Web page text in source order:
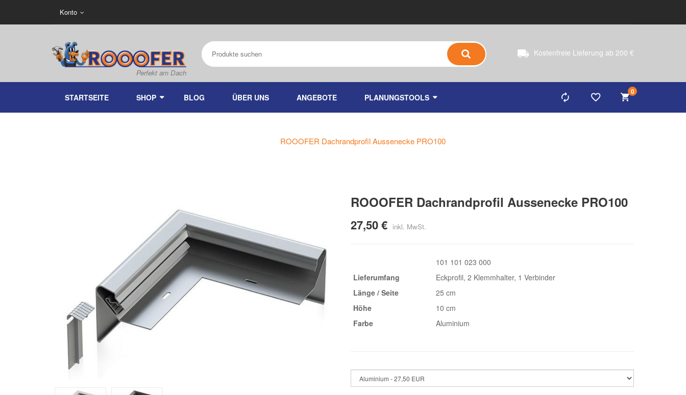
Konto
Kostenfreie Lieferung ab 200 €
0
STARTSEITE SHOP BLOG ÜBER UNS ANGEBOTE PLANUNGSTOOLS
ROOOFER Dachrandprofil Aussenecke PRO100
ROOOFER Dachrandprofil Aussenecke PRO100
27,50 €
101 101 023 000
Lieferumfang
Eckprofil, 2 Klemmhalter, 1 Verbinder
Länge / Seite
25 cm
Höhe
10 cm
Farbe
Aluminium